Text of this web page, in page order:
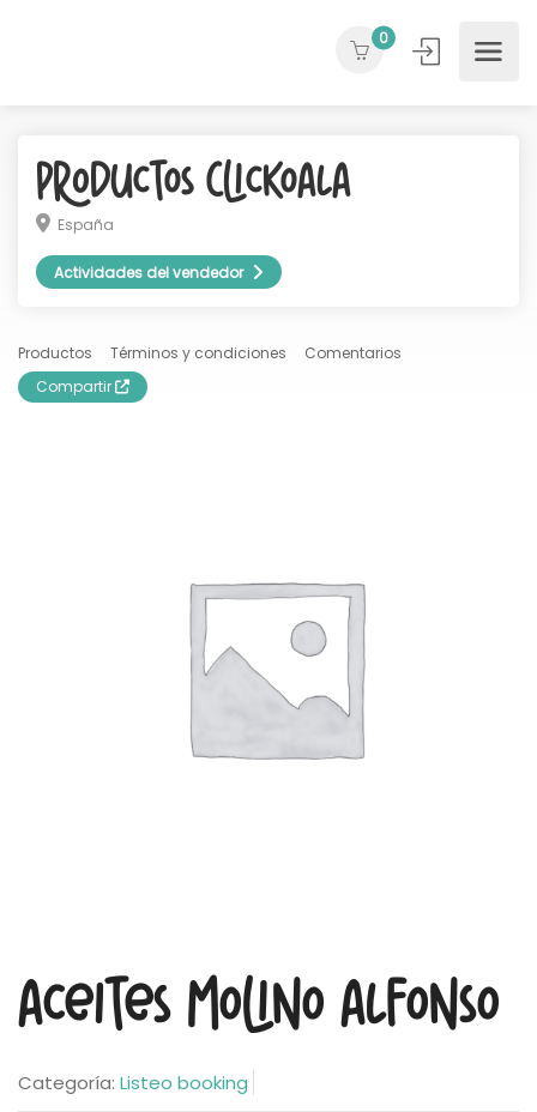
0
Productos ClicKoala
España
Actividades del vendedor
Productos Términos y condiciones
Comentarios
Compartir
Aceites Molino Alfonso
Categoría: Listeo booking